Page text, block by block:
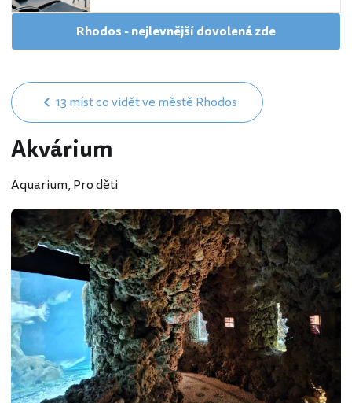
Rhodos - nejlevnější dovolená zde
13 míst co vidět ve městě Rhodos
Akvárium
Aquarium, Pro děti